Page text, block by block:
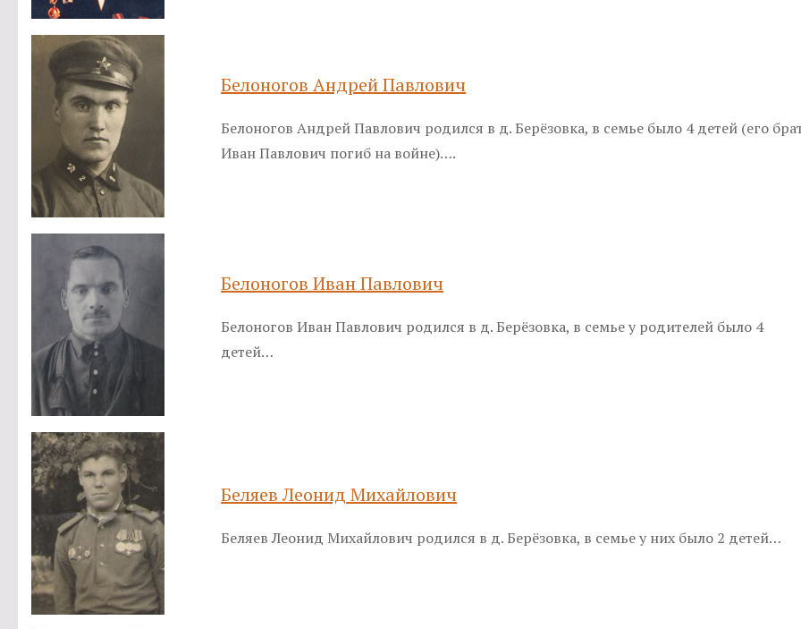
Белоногов Андрей Павлович
Белоногов Андрей Павлович родился в д. Берёзовка, в семье было 4 детей (его
Иван Павлович погиб на войне)….
Белоногов Иван Павлович
Белоногов Иван Павлович родился в д. Берёзовка, в семье у родителей было 4
детей…
Беляев Леонид Михайлович
Беляев Леонид Михайлович родился в д. Берёзовка, в семье у них было 2 детей…